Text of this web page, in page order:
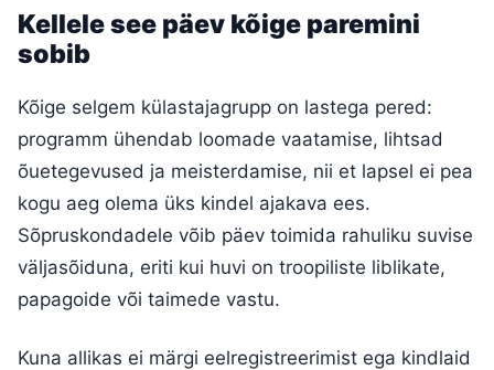
Kellele see päev kõige paremini
sobib
Kõige selgem külastajagrupp on lastega pered:
programm ühendab loomade vaatamise, lihtsad
õuetegevused ja meisterdamise, nii et lapsel ei pea
kogu aeg olema üks kindel ajakava ees.
Sõpruskondadele võib päev toimida rahuliku suvise
väljasõiduna, eriti kui huvi on troopiliste liblikate,
papagoide või taimede vastu.
Kuna allikas ei märgi eelregistreerimist ega kindlaid